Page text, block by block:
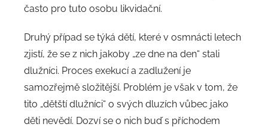
často pro tuto osobu likvidační.
Druhý případ se týká dětí, které v osmnácti letech
zjistí, že se z nich jakoby „ze dne na den“ stali
dlužníci. Proces exekucí a zadlužení je
samozřejmě složitější. Problém je však v tom, že
tito „dětští dlužníci“ o svých dluzích vůbec jako
děti nevědí. Dozví se o nich buď s příchodem